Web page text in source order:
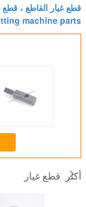
قطع غيار القاطع ، قطع غيار آلة القطع
machine parts
أكثر قطع غيار